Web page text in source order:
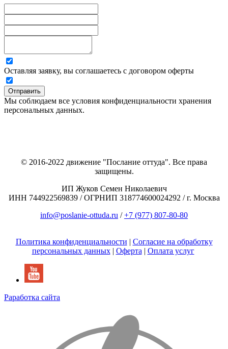
Оставляя заявку, вы соглашаетесь с договором оферты
Отправить
Мы соблюдаем все условия конфиденциальности хранения
персональных данных.
© 2016-2022 движение "Послание оттуда". Все права
защищены.
ИП Жуков Семен Николаевич
ИНН 744922569839 / ОГРНИП 318774600024292 / г. Москва
info@poslanie-ottuda.ru /+7 (977) 807-80-80
Политика конфиденциальности | Согласие на обработку
персональных данных | Оферта | Оплата услуг
Раработка сайта